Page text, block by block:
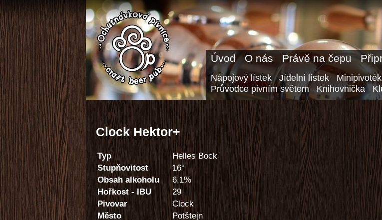
Úvod O nás Právě na čepu
Nápojový lístek Jídelní lístek
Průvodce pivním světem
Knihovnička
Clock Hektor+
Typ
Helles Bock
Stupňovitost
16°
Obsah alkoholu
6,1%
Hořkost - IBU
29
Pivovar
Clock
Město
Potštejn